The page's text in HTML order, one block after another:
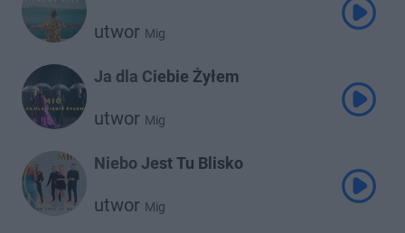
utwor Mig
Ja dla Ciebie Żyłem
utwor Mig
Niebo Jest Tu Blisko
utwor Mig